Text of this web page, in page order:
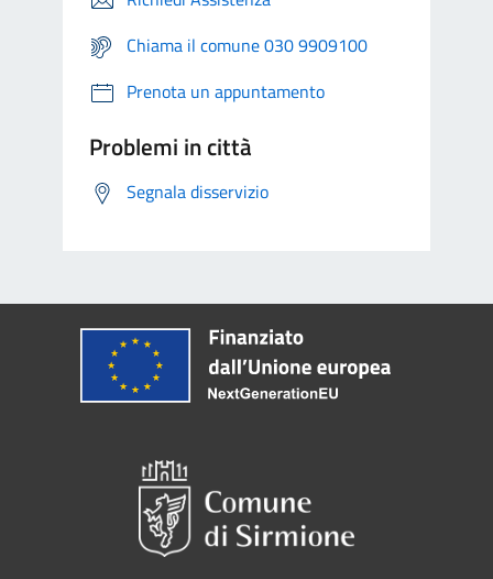
Chiama il comune 030 9909100
Prenota un appuntamento
Problemi in città
Segnala disservizio